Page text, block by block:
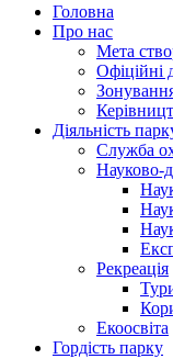
Головна
Про нас
Мета
Офіційні
Діяльність
Служба
Науково-
Рекреація
Екоосвіта
Гордість парку